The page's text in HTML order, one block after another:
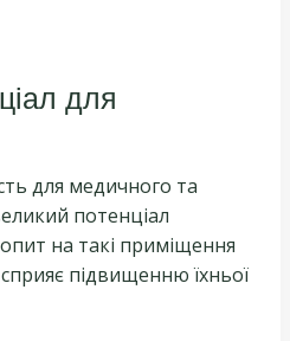
для
для медичного та
потенціал
на такі приміщення
підвищенню їхньої